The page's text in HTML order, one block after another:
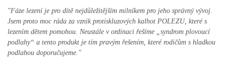
"Fáze lezení je pro dítě nejdůležitějším milníkem pro jeho správný vývoj.
Jsem proto moc ráda za vznik protiskluzových kalhot POLEZU, které s
lezením dětem pomohou. Neustále v ordinaci řešíme „syndrom plovoucí
podlahy“ a tento produkt je tím pravým řešením, které rodičům s hladkou
podlahou doporučujeme."